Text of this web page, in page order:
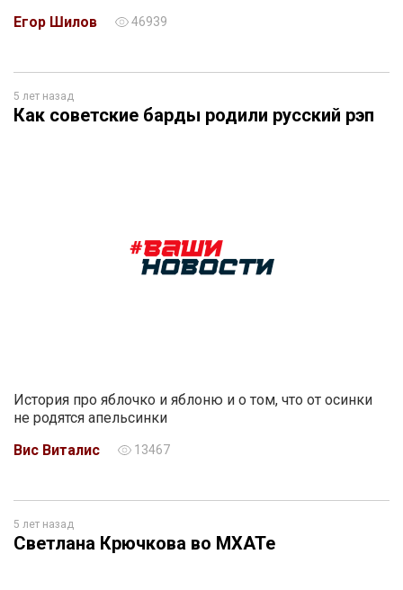
Егор Шилов
46939
5 лет назад
Как советские барды родили русский рэп
История про яблочко и яблоню и о том, что от осинки
не родятся апельсинки
Вис Виталис
13467
5 лет назад
Светлана Крючкова во МХАТе